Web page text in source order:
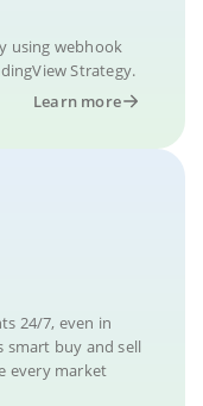
using webhook
Strategy.
Learn more
24/7, even in
smart buy and sell
every market